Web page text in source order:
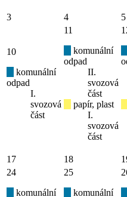
3 4 5
10
komunální
odpad
I.
svozová
část
11
komunální
odpad
II.
svozová
část
papír, plast
I.
svozová
část
17 18
24
komunální
25
komunální